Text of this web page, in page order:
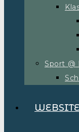
Sport @